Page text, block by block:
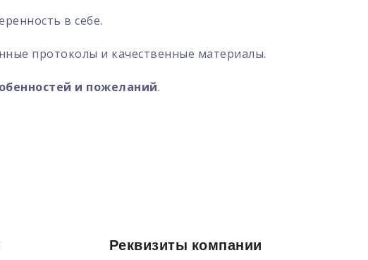
в себе.
протоколы и качественные материалы.
и пожеланий.
Реквизиты компании